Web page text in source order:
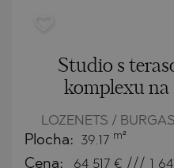
Studio s
komplexu
LOZENETS /
Plocha: 39.17 m²
Cena: 64 517 € /// 1